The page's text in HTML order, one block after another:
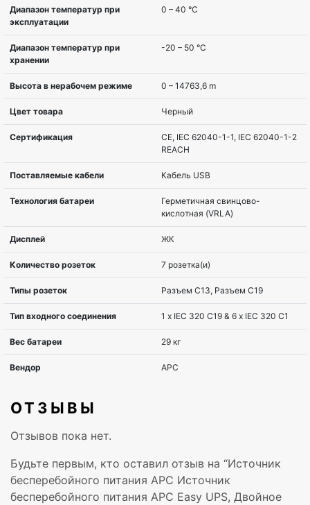
Серия вендора
Топология
Двойное
Мощность, ВА 3000 VA
Мощность, Вт
Исполнение Tower
Тип выходных розеток
Наличие LCD LCD
USB порт Да
Наличие SmartSlot
Ширина
Глубина 425 мм
Высота 336 мм
ОТЗЫВЫ
Отзывов пока нет.
Будьте первым, кто оставил отзыв на “Источник
бесперебойного питания APC Источник
бесперебойного питания APC Easy UPS, Двойное